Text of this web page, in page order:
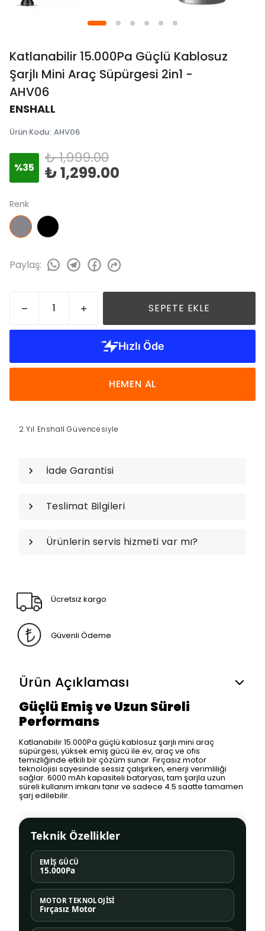
Katlanabilir 15.000Pa Güçlü Kablosuz
Şarjlı Mini Araç Süpürgesi 2in1 -
AHV06
ENSHALL
Ürün Kodu: AHV06
%35
₺ 1,999.00
₺ 1,299.00
Renk
Paylaş:
SEPETE EKLE
HEMEN AL
2 Yıl Enshall Güvencesiyle
İade Garantisi
Teslimat Bilgileri
Ürünlerin servis hizmeti var mı?
Ücretsiz kargo
Güvenli Ödeme
Ürün Açıklaması
Güçlü Emiş ve Uzun Süreli
Performans
Katlanabilir 15.000Pa güçlü kablosuz şarjlı mini araç
süpürgesi, yüksek emiş gücü ile ev, araç ve ofis
temizliğinde etkili bir çözüm sunar. Fırçasız motor
teknolojisi sayesinde sessiz çalışırken, enerji verimliliği
sağlar. 6000 mAh kapasiteli bataryası, tam şarjla uzun
süreli kullanım imkanı tanır ve sadece 4.5 saatte tamamen
şarj edilebilir.
Teknik Özellikler
EMIŞ GÜCÜ
15.000Pa
MOTOR TEKNOLOJISI
Fırçasız Motor